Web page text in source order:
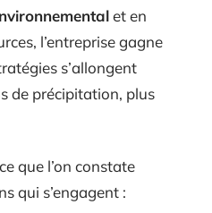
et en
l’entreprise gagne
s’allongent
de précipitation, plus
que l’on constate
qui s’engagent :